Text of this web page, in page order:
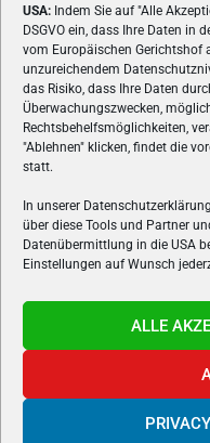
USA: Indem Sie auf "Alle
DSGVO ein, dass Ihre Daten in
vom Europäischen Gerichtshof
unzureichendem
das Risiko, dass Ihre Daten
Überwachungszwecken,
Rechtsbehelfsmöglichkeiten,
"Ablehnen" klicken, findet die
statt.
In unserer
über diese Tools und Partner
Datenübermittlung in die USA
Einstellungen auf Wunsch
ALLE
VON GAMERN, FÜR
Spielemagazin
Reviews und Videos zu
Hardware und